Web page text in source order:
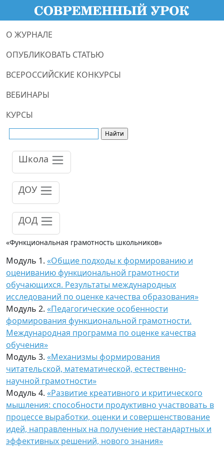
О ЖУРНАЛЕ
ОПУБЛИКОВАТЬ СТАТЬЮ
ВСЕРОССИЙСКИЕ КОНКУРСЫ
ВЕБИНАРЫ
КУРСЫ
Школа
ДОУ
ДОД
«Функциональная грамотность школьников»
Модуль 1. «Общие подходы к формированию и
оцениванию функциональной грамотности
обучающихся. Результаты международных
исследований по оценке качества образования»
Модуль 2. «Педагогические особенности
формирования функциональной грамотности.
Международная программа по оценке качества
обучения»
Модуль 3. «Механизмы формирования
читательской, математической, естественно-
научной грамотности»
Модуль 4. «Развитие креативного и критического
мышления: способности продуктивно участвовать в
процессе выработки, оценки и совершенствование
идей, направленных на получение нестандартных и
эффективных решений, нового знания»